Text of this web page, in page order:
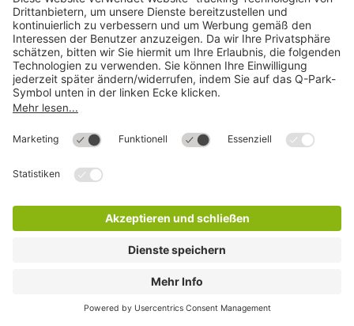
Q-Park City Plaza
7 Min.